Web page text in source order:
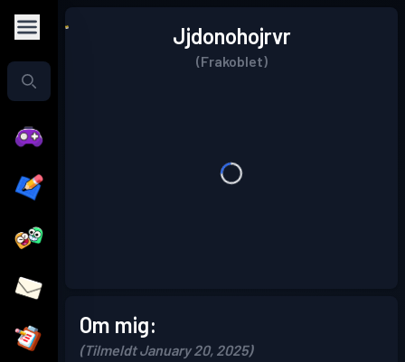
Jjdonohojrvr
(Frakoblet)
Om mig:
(Tilmeldt January 20, 2025)